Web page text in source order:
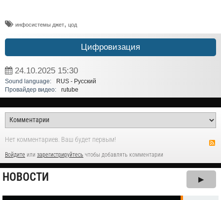
инфосистемы джет, цод
Цифровизация
24.10.2025 15:30
Sound language:
RUS - Русский
Провайдер видео:
rutube
Нет комментариев. Ваш будет первым!
Войдите или зарегистрируйтесь чтобы добавлять комментарии
НОВОСТИ ▶